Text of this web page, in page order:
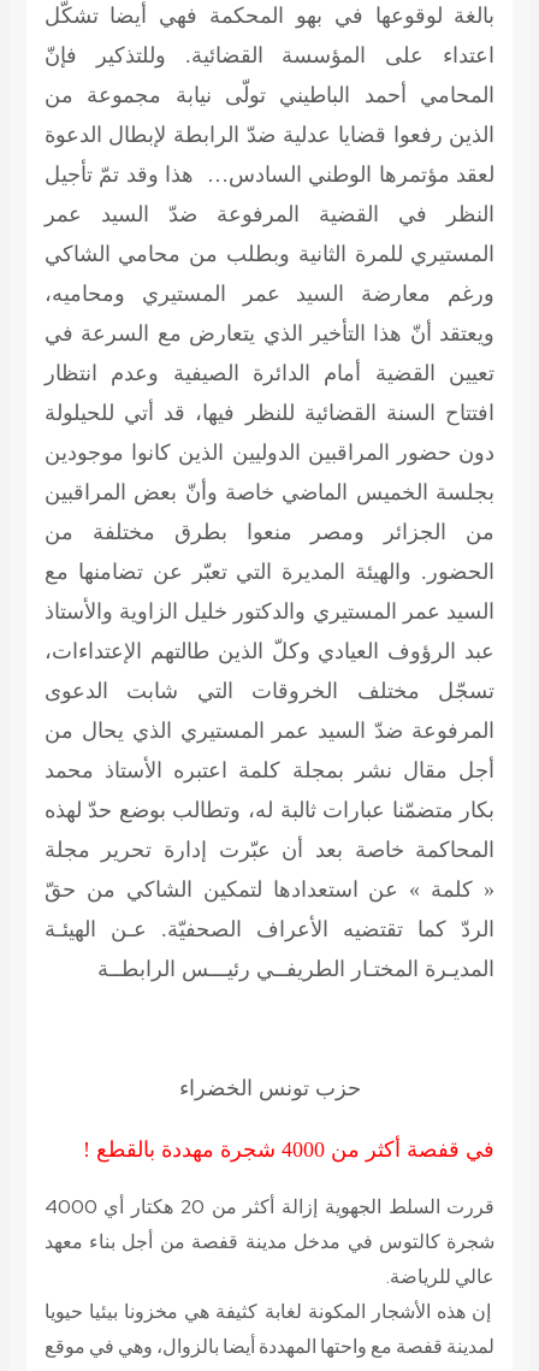
بالغة لوقوعها في بهو المحكمة فهي أيضا تشكّل
اعتداء على المؤسسة القضائية. وللتذكير فإنّ
المحامي أحمد الباطيني تولّى نيابة مجموعة من
الذين رفعوا قضايا عدلية ضدّ الرابطة لإبطال الدعوة
لعقد مؤتمرها الوطني السادس… هذا وقد تمّ تأجيل
النظر في القضية المرفوعة ضدّ السيد عمر
المستيري للمرة الثانية وبطلب من محامي الشاكي
ورغم معارضة السيد عمر المستيري ومحاميه،
ويعتقد أنّ هذا التأخير الذي يتعارض مع السرعة في
تعيين القضية أمام الدائرة الصيفية وعدم انتظار
افتتاح السنة القضائية للنظر فيها، قد أتي للحيلولة
دون حضور المراقبين الدوليين الذين كانوا موجودين
بجلسة الخميس الماضي خاصة وأنّ بعض المراقبين
من الجزائر ومصر منعوا بطرق مختلفة من
الحضور. والهيئة المديرة التي تعبّر عن تضامنها مع
السيد عمر المستيري والدكتور خليل الزاوية والأستاذ
عبد الرؤوف العيادي وكلّ الذين طالتهم الإعتداءات،
تسجّل مختلف الخروقات التي شابت الدعوى
المرفوعة ضدّ السيد عمر المستيري الذي يحال من
أجل مقال نشر بمجلة كلمة اعتبره الأستاذ محمد
بكار متضمّنا عبارات ثالبة له، وتطالب بوضع حدّ لهذه
المحاكمة خاصة بعد أن عبّرت إدارة تحرير مجلة
« كلمة » عن استعدادها لتمكين الشاكي من حقّ
الردّ كما تقتضيه الأعراف الصحفيّة.
عـن الهيئـة
المديـرة المختـار الطريفــي رئيـــس الرابطــة
حزب تونس الخضراء
في قفصة أكثر من 4000 شجرة مهددة بالقطع !
قررت السلط الجهوية إزالة أكثر من 20 هكتار أي 4000
شجرة كالتوس في مدخل مدينة قفصة من أجل بناء معهد
عالي للرياضة.
إن هذه الأشجار المكونة لغابة كثيفة هي مخزونا بيئيا حيويا
لمدينة قفصة مع واحتها المهددة أيضا بالزوال، وهي في موقع